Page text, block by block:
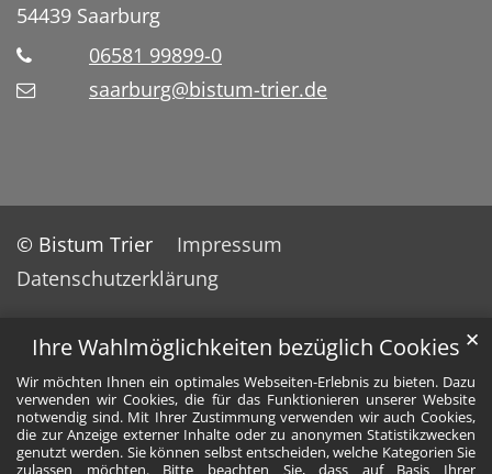
Ihre Wahlmöglichkeiten bezüglich Cookies
Wir möchten Ihnen ein optimales Webseiten-Erlebnis zu bieten. Dazu
verwenden wir Cookies, die für das Funktionieren unserer Website
notwendig sind. Mit Ihrer Zustimmung verwenden wir auch Cookies,
die zur Anzeige externer Inhalte oder zu anonymen Statistikzwecken
genutzt werden. Sie können selbst entscheiden, welche Kategorien Sie
zulassen möchten. Bitte beachten Sie, dass auf Basis Ihrer
✕
54439 Saarburg
06581 99899-0
saarburg@bistum-trier.de
© Bistum Trier
Impressum
Datenschutzerklärung